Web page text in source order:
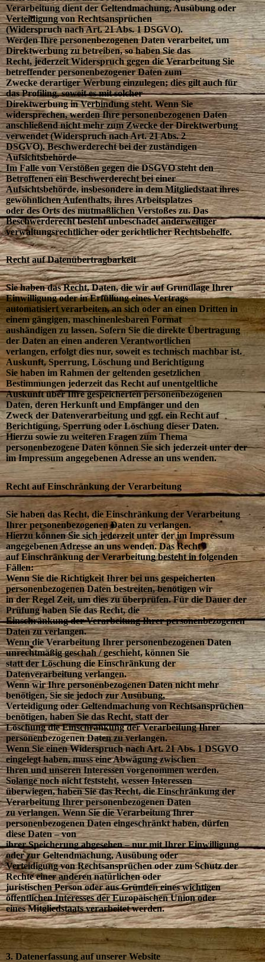
Verarbeitung dient der Geltendmachung, Ausübung oder
Verteidigung von Rechtsansprüchen
(Widerspruch nach Art. 21 Abs. 1 DSGVO).
Werden Ihre personenbezogenen Daten verarbeitet, um
Direktwerbung zu betreiben, so haben Sie das
Recht, jederzeit Widerspruch gegen die Verarbeitung Sie
betreffender personenbezogener Daten zum
Zwecke derartiger Werbung einzulegen; dies gilt auch für
das Profiling, soweit es mit solcher
Direktwerbung in Verbindung steht. Wenn Sie
widersprechen, werden Ihre personenbezogenen Daten
anschließend nicht mehr zum Zwecke der Direktwerbung
verwendet (Widerspruch nach Art. 21 Abs. 2
DSGVO). Beschwerderecht bei der zuständigen
Aufsichtsbehörde
Im Falle von Verstößen gegen die DSGVO steht den
Betroffenen ein Beschwerderecht bei einer
Aufsichtsbehörde, insbesondere in dem Mitgliedstaat ihres
gewöhnlichen Aufenthalts, ihres Arbeitsplatzes
oder des Orts des mutmaßlichen Verstoßes zu. Das
Beschwerderecht besteht unbeschadet anderweitiger
verwaltungsrechtlicher oder gerichtlicher Rechtsbehelfe.
Recht auf Datenübertragbarkeit
Sie haben das Recht, Daten, die wir auf Grundlage Ihrer
Einwilligung oder in Erfüllung eines Vertrags
automatisiert verarbeiten, an sich oder an einen Dritten in
einem gängigen, maschinenlesbaren Format
aushändigen zu lassen. Sofern Sie die direkte Übertragung
der Daten an einen anderen Verantwortlichen
verlangen, erfolgt dies nur, soweit es technisch machbar ist.
Auskunft, Sperrung, Löschung und Berichtigung
Sie haben im Rahmen der geltenden gesetzlichen
Bestimmungen jederzeit das Recht auf unentgeltliche
Auskunft über Ihre gespeicherten personenbezogenen
Daten, deren Herkunft und Empfänger und den
Zweck der Datenverarbeitung und ggf. ein Recht auf
Berichtigung, Sperrung oder Löschung dieser Daten.
Hierzu sowie zu weiteren Fragen zum Thema
personenbezogene Daten können Sie sich jederzeit unter der
im Impressum angegebenen Adresse an uns wenden.
Recht auf Einschränkung der Verarbeitung
Sie haben das Recht, die Einschränkung der Verarbeitung
Ihrer personenbezogenen Daten zu verlangen.
Hierzu können Sie sich jederzeit unter der im Impressum
angegebenen Adresse an uns wenden. Das Recht
auf Einschränkung der Verarbeitung besteht in folgenden
Fällen:
Wenn Sie die Richtigkeit Ihrer bei uns gespeicherten
personenbezogenen Daten bestreiten, benötigen wir
in der Regel Zeit, um dies zu überprüfen. Für die Dauer der
Prüfung haben Sie das Recht, die
Einschränkung der Verarbeitung Ihrer personenbezogenen
Daten zu verlangen.
Wenn die Verarbeitung Ihrer personenbezogenen Daten
unrechtmäßig geschah / geschieht, können Sie
statt der Löschung die Einschränkung der
Datenverarbeitung verlangen.
Wenn wir Ihre personenbezogenen Daten nicht mehr
benötigen, Sie sie jedoch zur Ausübung,
Verteidigung oder Geltendmachung von Rechtsansprüchen
benötigen, haben Sie das Recht, statt der
Löschung die Einschränkung der Verarbeitung Ihrer
personenbezogenen Daten zu verlangen.
Wenn Sie einen Widerspruch nach Art. 21 Abs. 1 DSGVO
eingelegt haben, muss eine Abwägung zwischen
Ihren und unseren Interessen vorgenommen werden.
Solange noch nicht feststeht, wessen Interessen
überwiegen, haben Sie das Recht, die Einschränkung der
Verarbeitung Ihrer personenbezogenen Daten
zu verlangen. Wenn Sie die Verarbeitung Ihrer
personenbezogenen Daten eingeschränkt haben, dürfen
diese Daten – von
ihrer Speicherung abgesehen – nur mit Ihrer Einwilligung
oder zur Geltendmachung, Ausübung oder
Verteidigung von Rechtsansprüchen oder zum Schutz der
Rechte einer anderen natürlichen oder
juristischen Person oder aus Gründen eines wichtigen
öffentlichen Interesses der Europäischen Union oder
eines Mitgliedstaats verarbeitet werden.
3. Datenerfassung auf unserer Website